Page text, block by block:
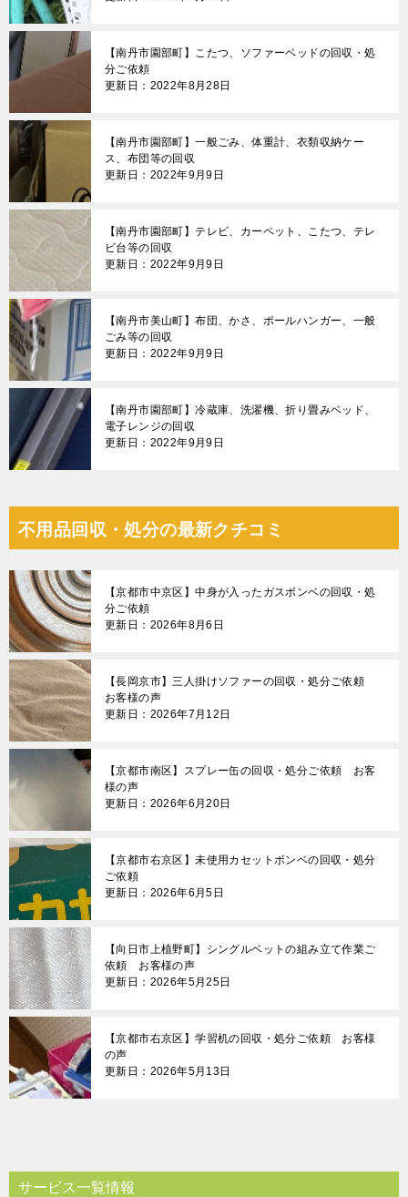
【南丹市園部町】こたつ、ソファーベッドの回収・処
分ご依頼
更新日：2022年8月28日
【南丹市園部町】一般ごみ、体重計、衣類収納ケー
ス、布団等の回収
更新日：2022年9月9日
【南丹市園部町】テレビ、カーペット、こたつ、テレ
ビ台等の回収
更新日：2022年9月9日
【南丹市美山町】布団、かさ、ポールハンガー、一般
ごみ等の回収
更新日：2022年9月9日
【南丹市園部町】冷蔵庫、洗濯機、折り畳みベッド、
電子レンジの回収
更新日：2022年9月9日
不用品回収・処分の最新クチコミ
【京都市中京区】中身が入ったガスボンベの回収・処
分ご依頼
更新日：2026年8月6日
【長岡京市】三人掛けソファーの回収・処分ご依頼
お客様の声
更新日：2026年7月12日
【京都市南区】スプレー缶の回収・処分ご依頼 お客
様の声
更新日：2026年6月20日
【京都市右京区】未使用カセットボンベの回収・処分
ご依頼
更新日：2026年6月5日
【向日市上植野町】シングルベットの組み立て作業ご
依頼 お客様の声
更新日：2026年5月25日
【京都市右京区】学習机の回収・処分ご依頼 お客様
の声
更新日：2026年5月13日
サービス一覧情報